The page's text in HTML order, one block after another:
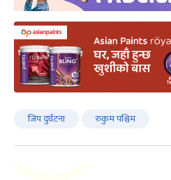
जिप दुर्घटना रुकुम पश्चिम